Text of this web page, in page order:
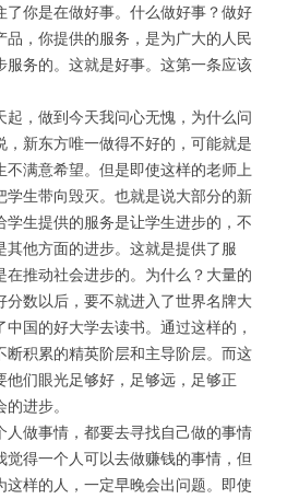
了你是在做好事。什么做好事？做好
，你提供的服务，是为广大的人民
服务的。这就是好事。这第一条应该
起，做到今天我问心无愧，为什么问
新东方唯一做得不好的，可能就是
满意希望。但是即使这样的老师上
学生带向毁灭。也就是说大部分的新
学生提供的服务是让学生进步的，不
他方面的进步。这就是提供了服
推动社会进步的。为什么？大量的
分数以后，要不就进入了世界名牌大
国的好大学去读书。通过这样的，
断积累的精英阶层和主导阶层。而这
们眼光足够好，足够远，足够正
进步。
人做事情，都要去寻找自己做的事情
得一个人可以去做赚钱的事情，但
样的人，一定早晚会出问题。即使